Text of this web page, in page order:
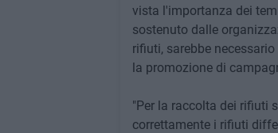
vista l'importanza dei
sostenuto dalle
rifiuti, sarebbe
la promozione di
"Per la raccolta dei rifiuti
correttamente i rifiuti